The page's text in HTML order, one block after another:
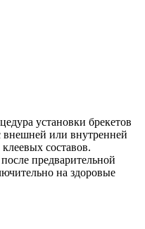
установки брекетов
внешней или внутренней
составов.
предварительной
на здоровые